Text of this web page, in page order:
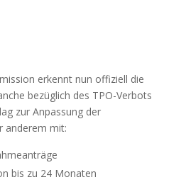
erkennt nun offiziell die
bezüglich des TPO-Verbots
zur Anpassung der
anderem mit:
bis zu 24 Monaten